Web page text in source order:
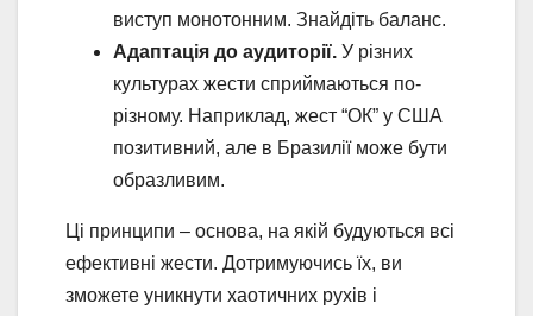
виступ монотонним. Знайдіть баланс.
Адаптація до аудиторії. У різних
культурах жести сприймаються по-
різному. Наприклад, жест “ОК” у США
позитивний, але в Бразилії може бути
образливим.
Ці принципи – основа, на якій будуються всі
ефективні жести. Дотримуючись їх, ви
зможете уникнути хаотичних рухів і